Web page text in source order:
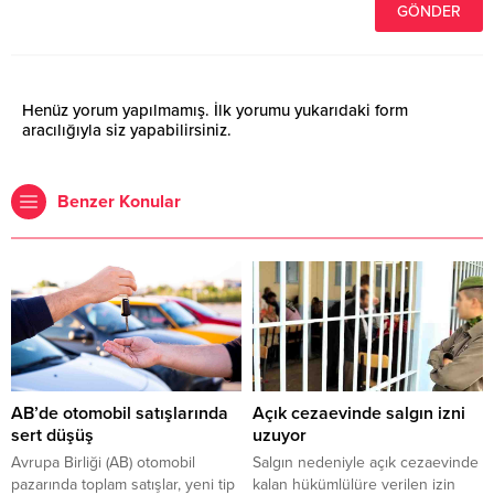
Henüz yorum yapılmamış. İlk yorumu yukarıdaki form
aracılığıyla siz yapabilirsiniz.
Benzer Konular
AB’de otomobil satışlarında
sert düşüş
Avrupa Birliği (AB) otomobil
pazarında toplam satışlar, yeni tip
Açık cezaevinde salgın izni
uzuyor
Salgın nedeniyle açık cezaevinde
kalan hükümlülüre verilen izin